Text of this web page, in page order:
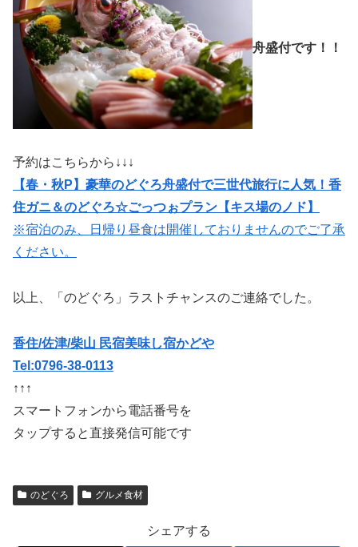
舟盛付です！！
予約はこちらから↓↓↓
【春・秋P】豪華のどぐろ舟盛付で三世代旅行に人気！香
住ガニ＆のどぐろ☆ごっつぉプラン【キス場のノド】
※宿泊のみ、日帰り昼食は開催しておりませんのでご了承
ください。
以上、「のどぐろ」ラストチャンスのご連絡でした。
香住/佐津/柴山 民宿美味し宿かどや
Tel:0796-38-0113
↑↑↑
スマートフォンから電話番号を
タップすると直接発信可能です
のどぐろ グルメ食材
シェアする